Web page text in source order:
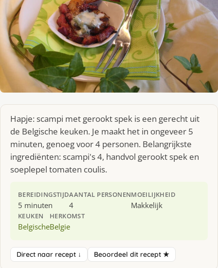
Hapje: scampi met gerookt spek is een gerecht uit
de Belgische keuken. Je maakt het in ongeveer 5
minuten, genoeg voor 4 personen. Belangrijkste
ingrediënten: scampi's 4, handvol gerookt spek en
soeplepel tomaten coulis.
BEREIDINGSTIJD
5 minuten
AANTAL PERSONEN
4
MOEILIJKHEID
Makkelijk
KEUKEN
Belgische
HERKOMST
Belgie
Direct naar recept ↓ Beoordeel dit recept ★